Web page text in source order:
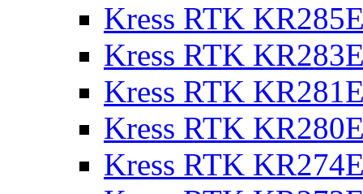
Kress RTK
Kress RTK
Kress RTK
Kress RTK
Kress RTK